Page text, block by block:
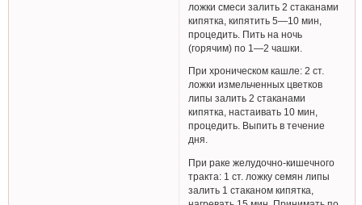
ложки смеси залить 2 стаканами
кипятка, кипятить 5—10 мин,
процедить. Пить на ночь
(горячим) по 1—2 чашки.
При хроническом кашле: 2 ст.
ложки измельченных цветков
липы залить 2 стаканами
кипятка, настаивать 10 мин,
процедить. Выпить в течение
дня.
При раке желудочно-кишечного
тракта: 1 ст. ложку семян липы
залить 1 стаканом кипятка,